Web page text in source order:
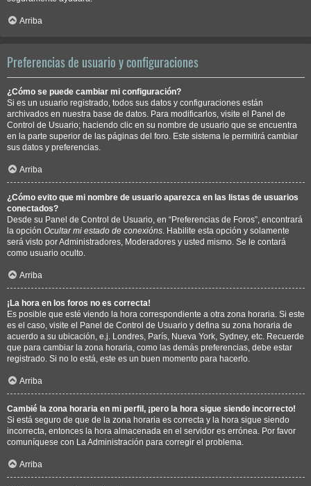
Arriba
Preferencias de usuario y configuraciones
¿Cómo se puede cambiar mi configuración?
Si es un usuario registrado, todos sus datos y configuraciones están
archivados en nuestra base de datos. Para modificarlos, visite el Panel de
Control de Usuario; haciendo clic en su nombre de usuario que se encuentra
en la parte superior de las páginas del foro. Este sistema le permitirá cambiar
sus datos y preferencias.
Arriba
¿Cómo evito que mi nombre de usuario aparezca en las listas de usuarios
conectados?
Desde su Panel de Control de Usuario, en “Preferencias de Foros”, encontrará
la opción Ocultar mi estado de conexións . Habilite esta opción y solamente
será visto por Administradores, Moderadores y usted mismo. Se le contará
como usuario oculto.
Arriba
¡La hora en los foros no es correcta!
Es posible que esté viendo la hora correspondiente a otra zona horaria. Si este
es el caso, visite el Panel de Control de Usuario y defina su zona horaria de
acuerdo a su ubicación, e.j. Londres, París, Nueva York, Sydney, etc. Recuerde
que para cambiar la zona horaria, como las demás preferencias, debe estar
registrado. Si no lo está, este es un buen momento para hacerlo.
Arriba
Cambié la zona horaria en mi perfil, ¡pero la hora sigue siendo incorrecto!
Si está seguro de que de la zona horaria es correcta y la hora sigue siendo
incorrecta, entonces la hora almacenada en el servidor es errónea. Por favor
comuníquese con La Administración para corregir el problema.
Arriba